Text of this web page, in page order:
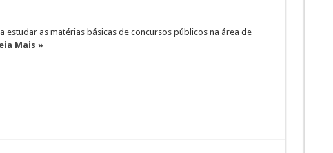
estudar as matérias básicas de concursos públicos na área de
Mais »